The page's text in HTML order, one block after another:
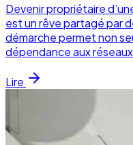
Devenir propriétaire
est un rêve partagé par
démarche permet non
dépendance aux
Lire